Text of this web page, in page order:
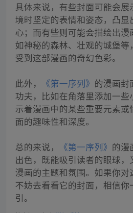
具体来说，有些封面可能会展
境时坚定的表情和姿态，凸
心；而有些则可能会描绘出漫
如神秘的森林、壮观的城堡
受到这部漫画的奇幻色彩。
此外， 《第一序列》 的漫画封
功夫，比如在角落里添加一
示着漫画中的某些重要元素
面的趣味性和深度。
总的来说， 《第一序列》 的漫
出色，既能吸引读者的眼球
漫画的主题和氛围。如果你对
不妨去看看它的封面，相信你
引。